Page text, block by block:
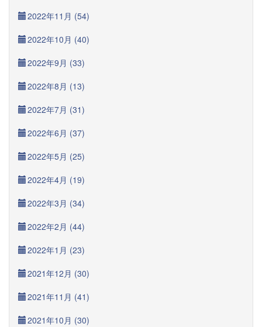
2022年11月 (54)
2022年10月 (40)
2022年9月 (33)
2022年8月 (13)
2022年7月 (31)
2022年6月 (37)
2022年5月 (25)
2022年4月 (19)
2022年3月 (34)
2022年2月 (44)
2022年1月 (23)
2021年12月 (30)
2021年11月 (41)
2021年10月 (30)